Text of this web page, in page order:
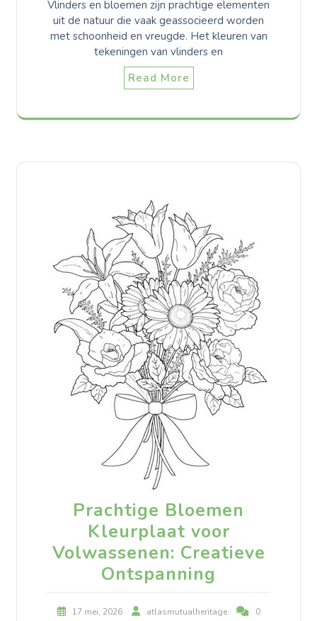
Vlinders en bloemen zijn prachtige elementen
uit de natuur die vaak geassocieerd worden
met schoonheid en vreugde. Het kleuren van
tekeningen van vlinders en
Read More
Prachtige Bloemen
Kleurplaat voor
Volwassenen: Creatieve
Ontspanning
17 mei, 2026 atlasmutualheritage
0